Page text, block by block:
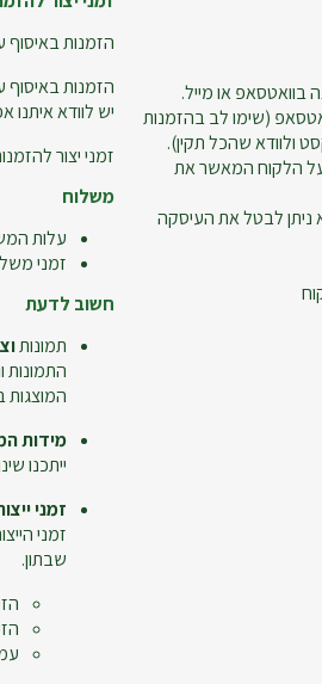
בוואטסאפ או מייל.
(שימו לב בהזמנות
ולוודא שהכל תקין).
הלקוח המאשר את
ניתן לבטל את העיסקה
הזמנות באיסוף עצמי
הזמנות באיסוף
יש לוודא איתנו
זמני יצור להזמנות
משלוח
עלות
זמני משלוח בין
חשוב לדעת
תמונות
התמונות
המוצגות
מידות
ייתכנו
זמני
זמני
שבתון.